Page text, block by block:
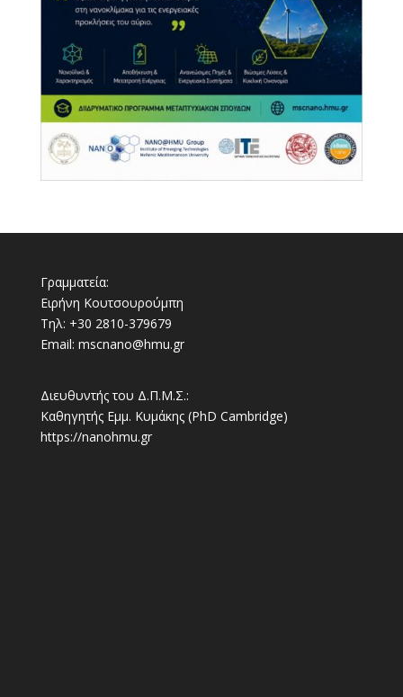
Γραμματεία:
Ειρήνη Κουτσουρούμπη
Τηλ: +30 2810-379679
Email: mscnano@hmu.gr
Διευθυντής του Δ.Π.Μ.Σ.:
Καθηγητής Εμμ. Κυμάκης (PhD Cambridge)
https://nanohmu.gr